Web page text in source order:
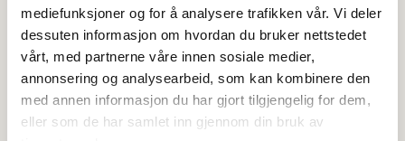
mediefunksjoner og for å analysere trafikken vår. Vi deler
dessuten informasjon om hvordan du bruker nettstedet
vårt, med partnerne våre innen sosiale medier,
annonsering og analysearbeid, som kan kombinere den
med annen informasjon du har gjort tilgjengelig for dem,
eller som de har samlet inn gjennom din bruk av